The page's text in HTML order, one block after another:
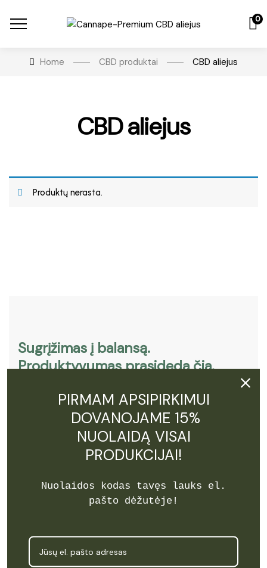
0
Home CBD produktai CBD aliejus
CBD aliejus
Produktų nerasta.
Sugrįžimas į balansą.
Produktyvumas prasideda čia.
Užsiregistruok ir gauk 15% NUOLAIDĄ!
Prenumeruoti
Meniu
PIRMAM APSIPIRKIMUI
DOVANOJAME 15%
NUOLAIDĄ VISAI
PRODUKCIJAI!
Nuolaidos kodas tavęs lauks el.
pašto dėžutėje!